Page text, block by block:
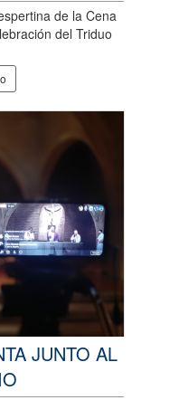
de la Cena
del Triduo
JUNTO AL